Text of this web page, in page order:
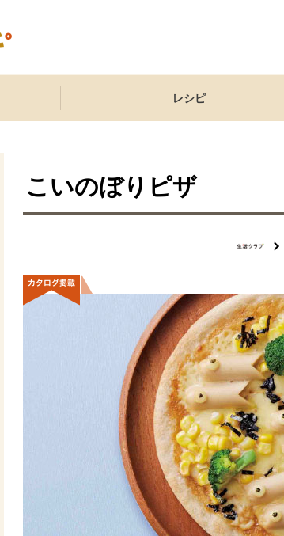
レシピ
こいのぼりピザ